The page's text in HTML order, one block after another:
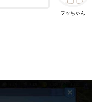
フッちゃん